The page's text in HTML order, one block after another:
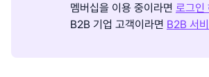
멤버십을 이용 중이라면 로그인
B2B 기업 고객이라면 B2B 서